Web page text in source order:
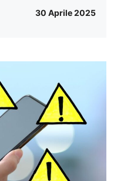
30 Aprile 2025